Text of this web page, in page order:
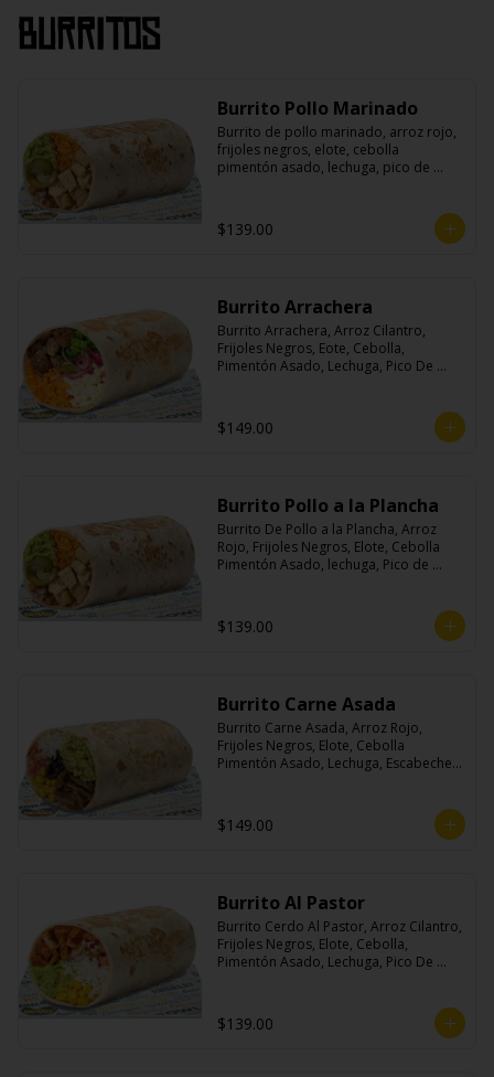
Burritos
Burrito Pollo Marinado
Burrito de pollo marinado, arroz rojo,
frijoles negros, elote, cebolla
pimentón asado, lechuga, pico de
$139.00
Burrito Arrachera
Burrito Arrachera, Arroz Cilantro,
Frijoles Negros, Eote, Cebolla,
Pimentón Asado, Lechuga, Pico De
$149.00
Burrito Pollo a la Plancha
Burrito De Pollo a la Plancha, Arroz
Rojo, Frijoles Negros, Elote, Cebolla
Pimentón Asado, lechuga, Pico de
$139.00
Burrito Carne Asada
Burrito Carne Asada, Arroz Rojo,
Frijoles Negros, Elote, Cebolla
Pimentón Asado, Lechuga, Escabeche
$149.00
Burrito Al Pastor
Burrito Cerdo Al Pastor, Arroz Cilantro,
Frijoles Negros, Elote, Cebolla,
Pimentón Asado, Lechuga, Pico De
$139.00